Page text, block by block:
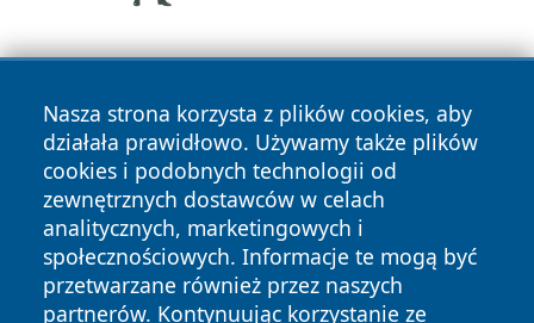
Nasza strona korzysta z plików cookies, aby
działała prawidłowo. Używamy także plików
cookies i podobnych technologii od
zewnętrznych dostawców w celach
analitycznych, marketingowych i
społecznościowych. Informacje te mogą być
przetwarzane również przez naszych
partnerów. Kontynuując korzystanie ze
Copyright © 2026 olkuszonline.pl Wszystkie prawa
zastrzeżone.
Polityka Polityka